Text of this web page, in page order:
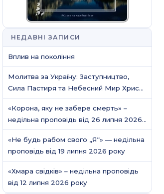
НЕДАВНІ ЗАПИСИ
Вплив на покоління
Молитва за Україну: Заступництво,
Сила Пастиря та Небесний Мир Христа
/ Молитовне служіння
«Корона, яку не забере смерть» –
недільна проповідь від 26 липня 2026
року
«Не будь рабом свого „Я“» — недільна
проповідь від 19 липня 2026 року
«Хмара свідків» – недільна проповідь
від 12 липня 2026 року